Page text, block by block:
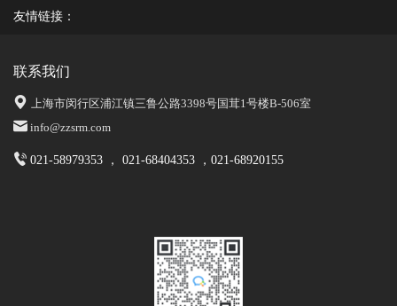
友情链接：
联系我们
上海市闵行区浦江镇三鲁公路3398号国茸1号楼B-506室
info@zzsrm.com
021-58979353 ， 021-68404353 ，021-68920155